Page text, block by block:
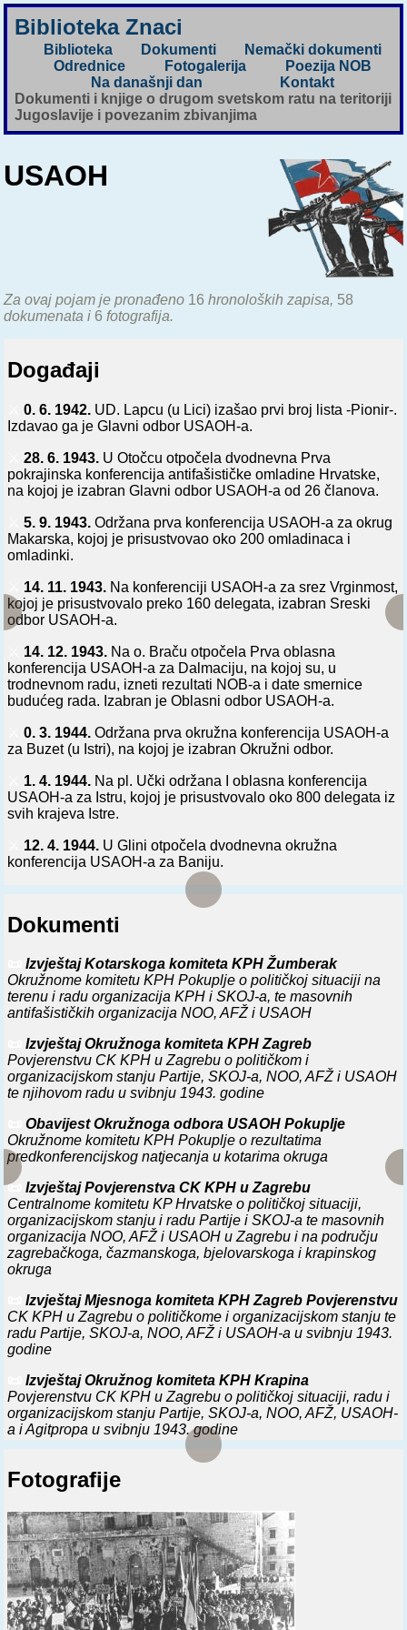
Biblioteka Znaci
Biblioteka Dokumenti
Nemački dokumenti
Odrednice
Fotogalerija
Poezija NOB
Na današnji dan
Kontakt
Dokumenti i knjige o drugom svetskom ratu na teritoriji
Jugoslavije i povezanim zbivanjima
USAOH
Za ovaj pojam je pronađeno 16 hronoloških zapisa, 58
dokumenata i 6 fotografija.
Događaji
0. 6. 1942. UD. Lapcu (u Lici) izašao prvi broj lista -Pionir-.
Izdavao ga je Glavni odbor USAOH-a.
28. 6. 1943. U Otočcu otpočela dvodnevna Prva
pokrajinska konferencija antifašističke omladine Hrvatske,
na kojoj je izabran Glavni odbor USAOH-a od 26 članova.
5. 9. 1943. Održana prva konferencija USAOH-a za okrug
Makarska, kojoj je prisustvovao oko 200 omladinaca i
omladinki.
14. 11. 1943. Na konferenciji USAOH-a za srez Vrginmost,
kojoj je prisustvovalo preko 160 delegata, izabran Sreski
odbor USAOH-a.
14. 12. 1943. Na o. Braču otpočela Prva oblasna
konferencija USAOH-a za Dalmaciju, na kojoj su, u
trodnevnom radu, izneti rezultati NOB-a i date smernice
budućeg rada. Izabran je Oblasni odbor USAOH-a.
0. 3. 1944. Održana prva okružna konferencija USAOH-a
za Buzet (u Istri), na kojoj je izabran Okružni odbor.
1. 4. 1944. Na pl. Učki održana I oblasna konferencija
USAOH-a za Istru, kojoj je prisustvovalo oko 800 delegata iz
svih krajeva Istre.
12. 4. 1944. U Glini otpočela dvodnevna okružna
konferencija USAOH-a za Baniju.
Kod ž. st. Lepa Bukva (blizu Krapine) održana
okružna konferencija USAOH-a za okrug Krapinu. Na
konferenciji je analiziran dotadašnji rad i određene su
⚔️ 1. 7. 1944. U Istri je izašao prvi broj lista -Jedinstvo
mladih- (izdavao ga Oblasni odbor USAOH-a za Istru).
⚔️ 10. 7. 1944. Održana I sreska konferencija USAOH-a za
srez Pulu, Prisustvovalo je oko 60 omladinaca i omladinki.
⚔️ 29. 8. 1944. U udbinskom srezu održana II okružna
konferencija USAOH-a za Liku. Izabran je nov Okružni odbor
USAOH-a.
⚔️ 24. 9. 1944. Otpočela I okružna konferencija USAOH-a za
Zadar. Ona je trajala tri dana.
⚔️ 7. 10. 1944. U s. Kutjevu (kod Slav. Požege) otpočeo
dvodnevni rad II oblasne konferencije USAOH-a za
Slavoniju. Prisustvovalo je preko 3500 omladinaca.
⚔️ 0. 12. 1944. Odlukom Pedsedništva ZAVNOH-a
obrazovan Zemaljski fiskultumi odbor u Hrvatskoj, u koji su
ušli predstavnici NOVJ, USAOH-a, Odeljenja narodne
prosvete ZAVNOH-a i AFŽ-a.
⚔️ 20. 12. 1944. U Splitu održana I konferencija Antifašističke
omladine grada Splita. Pored delegata, prisustvovali su
predstavnici Gradskog odbora NOF-a, USAOH-a i omladine
Dubrovnika, Šibenika, Biokova i Zadra.
Dokumenti
Izvještaj Kotarskoga komiteta KPH Žumberak
Okružnome komitetu KPH Pokuplje o političkoj situaciji na
terenu i radu organizacija KPH i SKOJ-a, te masovnih
antifašističkih organizacija NOO, AFŽ i USAOH
Izvještaj Okružnoga komiteta KPH Zagreb
Povjerenstvu CK KPH u Zagrebu o političkom i
organizacijskom stanju Partije, SKOJ-a, NOO, AFŽ i USAOH
te njihovom radu u svibnju 1943. godine
Obavijest Okružnoga odbora USAOH Pokuplje
Okružnome komitetu KPH Pokuplje o rezultatima
predkonferencijskog natjecanja u kotarima okruga
📜
Izvještaj Povjerenstva CK KPH u Zagrebu
Centralnome komitetu KP Hrvatske o političkoj situaciji,
organizacijskom stanju i radu Partije i SKOJ-a te masovnih
organizacija NOO, AFŽ i USAOH u Zagrebu i na području
zagrebačkoga, čazmanskoga, bjelovarskoga i krapinskog
okruga
Izvještaj Mjesnoga komiteta KPH Zagreb Povjerenstvu
CK KPH u Zagrebu o političkome i organizacijskom stanju te
radu Partije, SKOJ-a, NOO, AFŽ i USAOH-a u svibnju 1943.
godine
Izvještaj Okružnog komiteta KPH Krapina
Povjerenstvu CK KPH u Zagrebu o političkoj situaciji, radu i
organizacijskom stanju Partije, SKOJ-a, NOO, AFŽ, USAOH-
a i Agitpropa u svibnju 1943. godine
Iz diskusije delegata sjeverozapadne Hrvatske na
Prvoj konferenciji USAOH-a, u Otočcu, 28. i 29. lipnja 1943.
📜 Iz Rezolucije Glavnog odbora USAOH-a usvojene na
Prvoj konferenciji USAOH-a, u Otočcu, 28. i 29. lipnja 1943.
godine
📜 Izvještaj Okružnoga komiteta KPH Čazma
Povjerenstvu CK KPH u Zagrebu o političkoj situaciji u
okrugu, organizacijskom stanju i radu Partije, SKOJ-a, NOO,
Fotografije